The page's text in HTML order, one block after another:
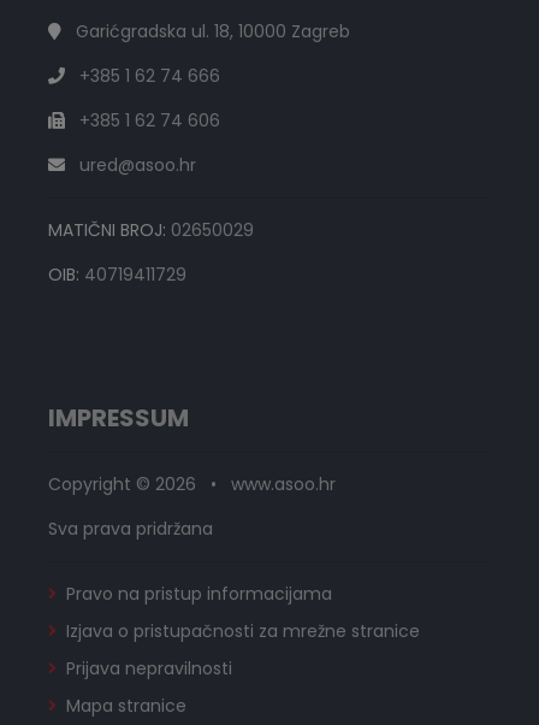
Garićgradska ul. 18, 10000 Zagreb
+385 1 62 74 666
+385 1 62 74 606
ured@asoo.hr
MATIČNI BROJ: 02650029
OIB: 40719411729
IMPRESSUM
Copyright © 2026 • www.asoo.hr
Sva prava pridržana
Pravo na pristup informacijama
Izjava o pristupačnosti za mrežne stranice
Prijava nepravilnosti
Mapa stranice